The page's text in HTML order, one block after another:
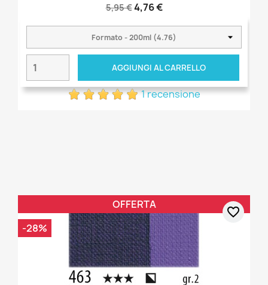
5,95 €4,76 €
AGGIUNGI AL CARRELLO
1 recensione
OFFERTA
-28%
favorite_border